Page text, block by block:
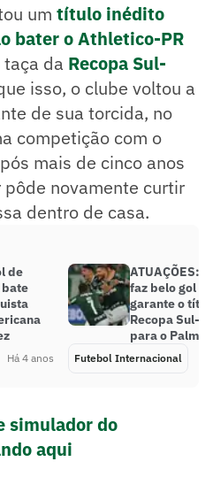
um título inédito
bater o Athletico-PR
da Recopa Sul-
isso, o clube voltou a
de sua torcida, no
competição com o
mais de cinco anos
novamente curtir
dentro de casa.
de
Há 4 anos
ATUAÇÕES:
faz belo gol e
garante o
Recopa Sul-
para o
Futebol Internacional
simulador do
aqui